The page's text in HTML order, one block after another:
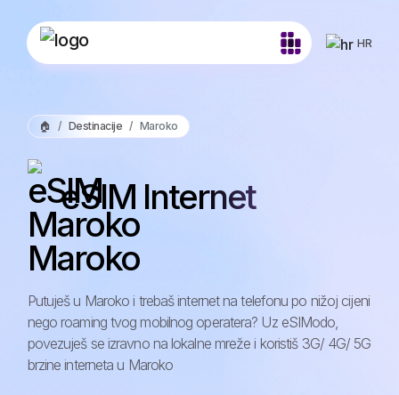
HR
🏠 Destinacije Maroko
eSIM Internet
Maroko
Putuješ u Maroko i trebaš internet na telefonu po nižoj cijeni
nego roaming tvog mobilnog operatera? Uz eSIModo,
povezuješ se izravno na lokalne mreže i koristiš 3G/ 4G/ 5G
brzine interneta u Maroko